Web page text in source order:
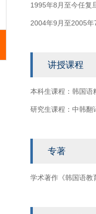
1995年8月至今任复
2004年9月至2005
讲授课程
本科生课程：韩国
研究生课程：中韩
专著
学术著作《韩国语